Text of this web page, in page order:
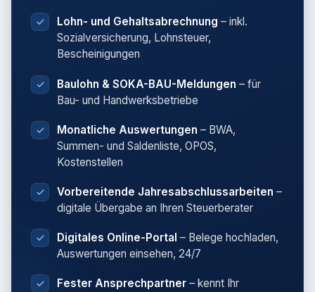
Lohn- und Gehaltsabrechnung – inkl.
Sozialversicherung, Lohnsteuer,
Bescheinigungen
Baulohn & SOKA-BAU-Meldungen – für
Bau- und Handwerksbetriebe
Monatliche Auswertungen – BWA,
Summen- und Saldenliste, OPOS,
Kostenstellen
Vorbereitende Jahresabschlussarbeiten –
digitale Übergabe an Ihren Steuerberater
Digitales Online-Portal – Belege hochladen,
Auswertungen einsehen, 24/7
Fester Ansprechpartner – kennt Ihr